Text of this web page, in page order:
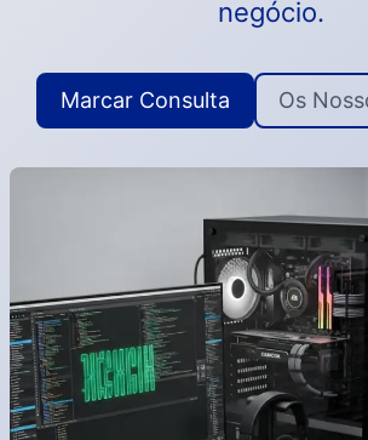
negócio.
Marcar Consulta Os